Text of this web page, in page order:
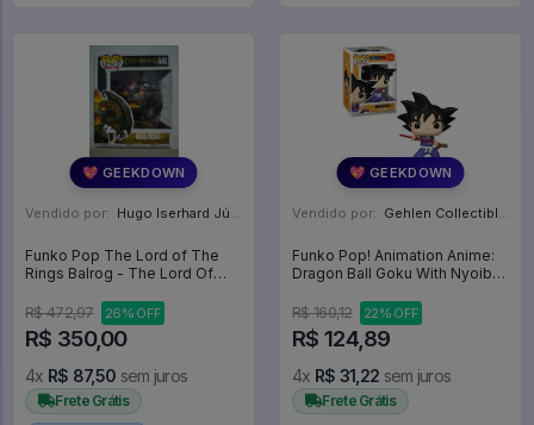
💖 GEEKDOWN
Vendido por: Hugo Iserhard Júnior - RS
Funko Pop The Lord of The
Rings Balrog - The Lord Of
R$ 472,97
26% OFF
R$ 350,00
4x R$ 87,50 sem juros
Frete Grátis
💖 GEEKDOWN
Vendido por: Gehlen Collectibles - RS
Funko Pop! Animation Anime:
Dragon Ball Goku With Nyoibo
Dragon Ball #1922
R$ 160,12 22% OFF
R$ 124,89
4x R$ 31,22 sem juros
Frete Grátis